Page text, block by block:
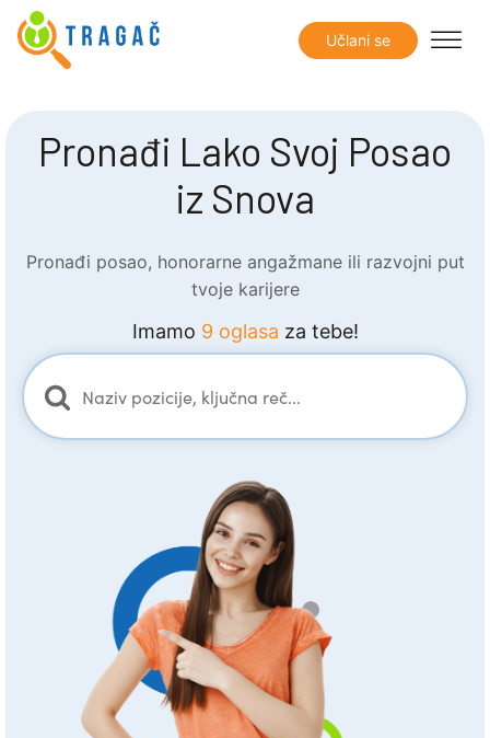
Učlani se
Pronađi Lako Svoj Posao
iz Snova
Pronađi posao, honorarne angažmane ili razvojni put
tvoje karijere
Imamo 9 oglasa za tebe!